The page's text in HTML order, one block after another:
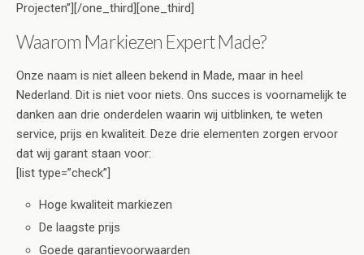
Projecten”][/one_third][one_third]
Waarom Markiezen Expert Made?
Onze naam is niet alleen bekend in Made, maar in heel
Nederland. Dit is niet voor niets. Ons succes is voornamelijk te
danken aan drie onderdelen waarin wij uitblinken, te weten
service, prijs en kwaliteit. Deze drie elementen zorgen ervoor
dat wij garant staan voor:
[list type=”check”]
Hoge kwaliteit markiezen
De laagste prijs
Goede garantievoorwaarden